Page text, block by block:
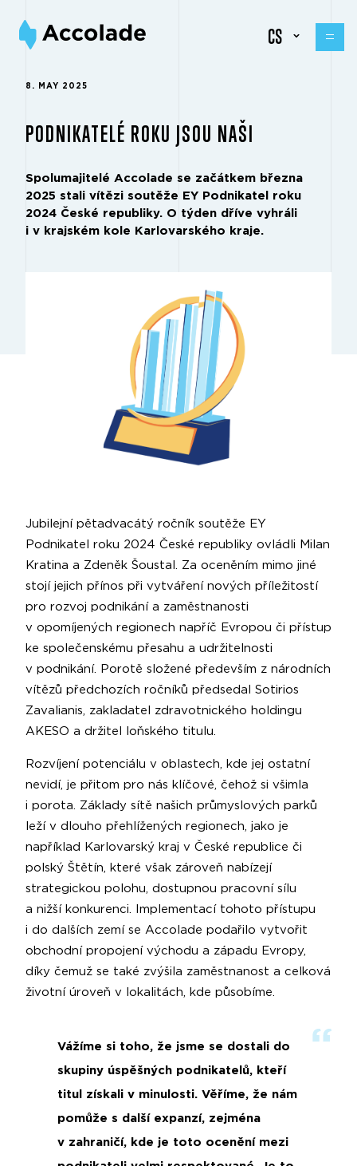
CS
8. MAY 2025
PODNIKATELÉ ROKU JSOU NAŠI
Spolumajitelé Accolade se začátkem března
2025 stali vítězi soutěže EY Podnikatel roku
2024 České republiky. O týden dří­ve vyhráli
i v krajském kole Karlovarského kraje.
Jubilejní pětadvacátý ročník soutěže EY
Podnikatel roku 2024 České republiky ovládli Milan
Kratina a Zdeněk Šoustal. Za oceně­ním mimo jiné
stojí jejich přínos při vytváření nových příležitostí
pro rozvoj podnikání a zaměstnanosti
v opomíjených regionech napříč Evropou či přístup
ke společenskému přesahu a udržitel­nosti
v podnikání. Porotě složené především z národních
vítězů předchozích ročníků předsedal Sotirios
Zavalianis, zakladatel zdravotnického holdingu
AKESO a držitel loňského titulu.
Rozvíjení potenciálu v oblastech, kde jej ostatní
nevidí, je při­tom pro nás klíčové, čehož si všimla
i porota. Základy sítě našich průmyslových parků
leží v dlouho přehlížených regionech, jako je
například Karlovarský kraj v České republice či
polský Štětín, které však zároveň nabízejí
strategickou polohu, dostupnou pra­covní sílu
a nižší konkurenci. Implementací tohoto přístupu
i do dalších zemí se Accolade podařilo vytvořit
obchodní propojení východu a západu Evropy,
díky čemuž se také zvýšila zaměstna­nost a celková
životní úroveň v lokalitách, kde působíme.
Vážíme si toho, že jsme se dostali do
skupiny úspěšných podnikatelů, kteří
titul získali v minulosti. Věříme, že nám
pomůže s další expanzí, zejména
v zahraničí, kde je toto ocenění mezi